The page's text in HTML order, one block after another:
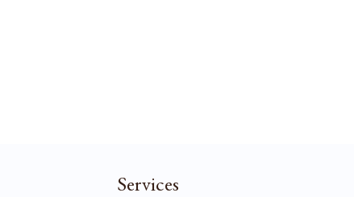
Services